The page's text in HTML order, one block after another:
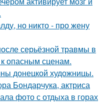
но никто - про жену
серьёзной травмы в
опасным сценам.
донецкой художницы.
Бондарчука, актриса
фото с отдыха в горах